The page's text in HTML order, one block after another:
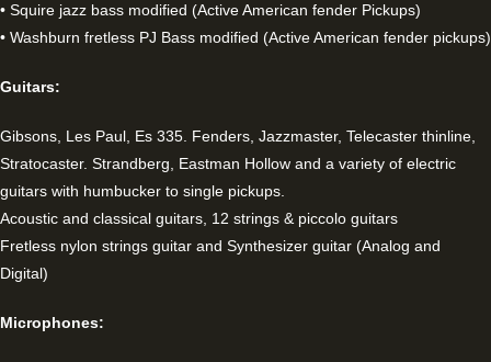
• Squire jazz bass modified (Active American fender Pickups)
• Washburn fretless PJ Bass modified (Active American fender pickups)
Guitars:
Gibsons, Les Paul, Es 335. Fenders, Jazzmaster, Telecaster thinline,
Stratocaster. Strandberg, Eastman Hollow and a variety of electric
guitars with humbucker to single pickups.
Acoustic and classical guitars, 12 strings & piccolo guitars
Fretless nylon strings guitar and Synthesizer guitar (Analog and
Microphones: